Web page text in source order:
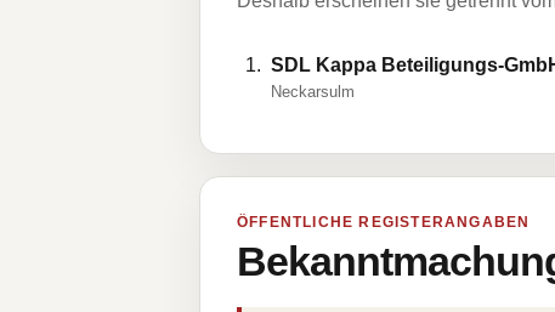
SDL Kappa Beteiligungs-
Neckarsulm
ÖFFENTLICHE REGISTERANGABEN